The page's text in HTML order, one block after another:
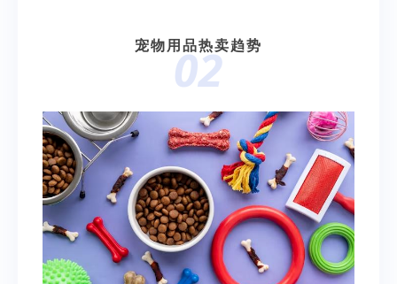
02
宠物用品热卖趋势